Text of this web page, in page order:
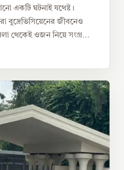
একটি ঘটনাই যথেষ্ট।
বুদ্রেভিসিয়েনের জীবনেও
থেকেই ওজন নিয়ে সংগ্র...